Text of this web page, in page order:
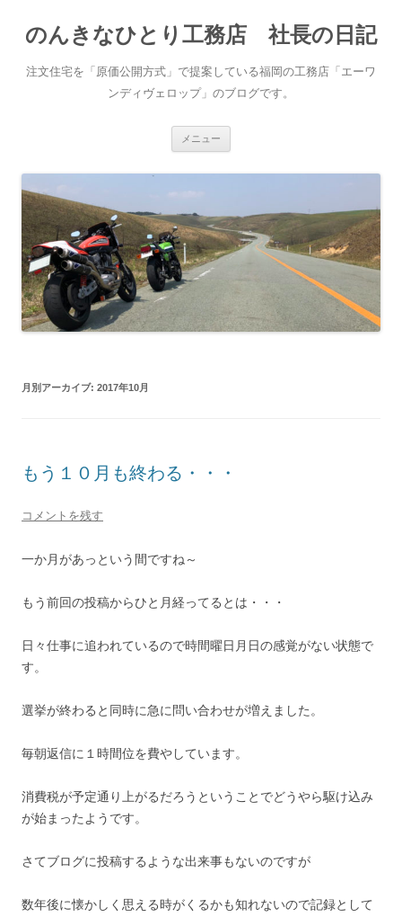
テ
ン
へ
ス
のんきなひとり工務店 社長の日記
注文住宅を「原価公開方式」で提案している福岡の工務店「エーワ
ンディヴェロップ」のブログです。
メニュー
月別アーカイブ: 2017年10月
もう１０月も終わる・・・
コメントを残す
一か月があっという間ですね～
もう前回の投稿からひと月経ってるとは・・・
日々仕事に追われているので時間曜日月日の感覚がない状態で
す。
選挙が終わると同時に急に問い合わせが増えました。
毎朝返信に１時間位を費やしています。
消費税が予定通り上がるだろうということでどうやら駆け込み
が始まったようです。
さてブログに投稿するような出来事もないのですが
数年後に懐かしく思える時がくるかも知れないので記録として